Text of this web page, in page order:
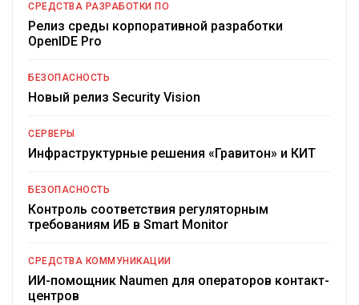
СРЕДСТВА РАЗРАБОТКИ ПО
Релиз среды корпоративной разработки
OpenIDE Pro
БЕЗОПАСНОСТЬ
Новый релиз Security Vision
СЕРВЕРЫ
Инфраструктурные решения «Гравитон» и КИТ
БЕЗОПАСНОСТЬ
Контроль соответствия регуляторным
требованиям ИБ в Smart Monitor
СРЕДСТВА КОММУНИКАЦИИ
ИИ-помощник Naumen для операторов контакт-
центров